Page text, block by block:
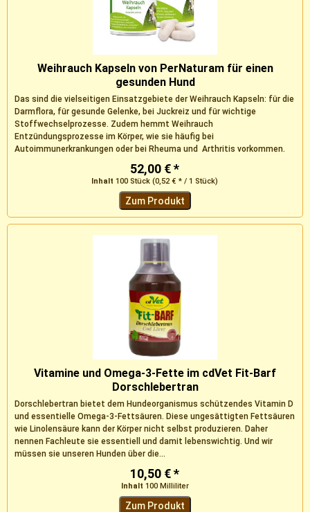
Weihrauch Kapseln von PerNaturam für einen
gesunden Hund
Das sind die vielseitigen Einsatzgebiete der Weihrauch Kapseln: für die
Darmflora, für gesunde Gelenke, bei Juckreiz und für wichtige
Stoffwechselprozesse. Zudem hemmt Weihrauch
Entzündungsprozesse im Körper, wie sie häufig bei
Autoimmunerkrankungen oder bei Rheuma und Arthritis vorkommen.
52,00 € *
Inhalt100 Stück(0,52 € * / 1 Stück)
Zum Produkt
Vitamine und Omega-3-Fette im cdVet Fit-Barf
Dorschlebertran
Dorschlebertran bietet dem Hundeorganismus schützendes Vitamin D
und essentielle Omega-3-Fettsäuren. Diese ungesättigten Fettsäuren
wie Linolensäure kann der Körper nicht selbst produzieren. Daher
nennen Fachleute sie essentiell und damit lebenswichtig. Und wir
müssen sie unseren Hunden über die...
10,50 € *
Inhalt 100 Milliliter
Zum Produkt